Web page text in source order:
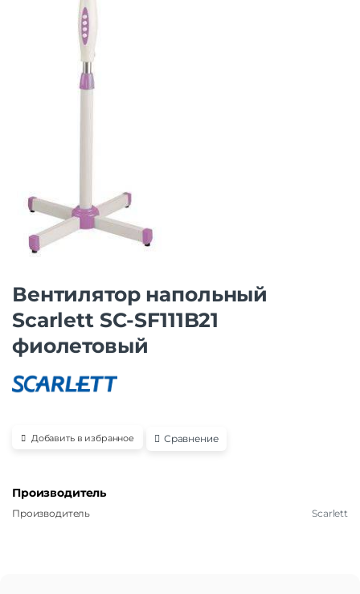
Вентилятор напольный
Scarlett SC-SF111B21
фиолетовый
Добавить в избранное Сравнение
Производитель
Производитель Scarlett